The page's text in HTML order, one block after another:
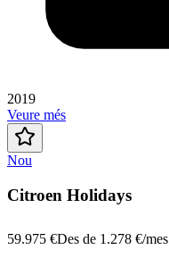
2019
Veure més
Nou
Citroen Holidays
59.975 €Des de 1.278 €/mes